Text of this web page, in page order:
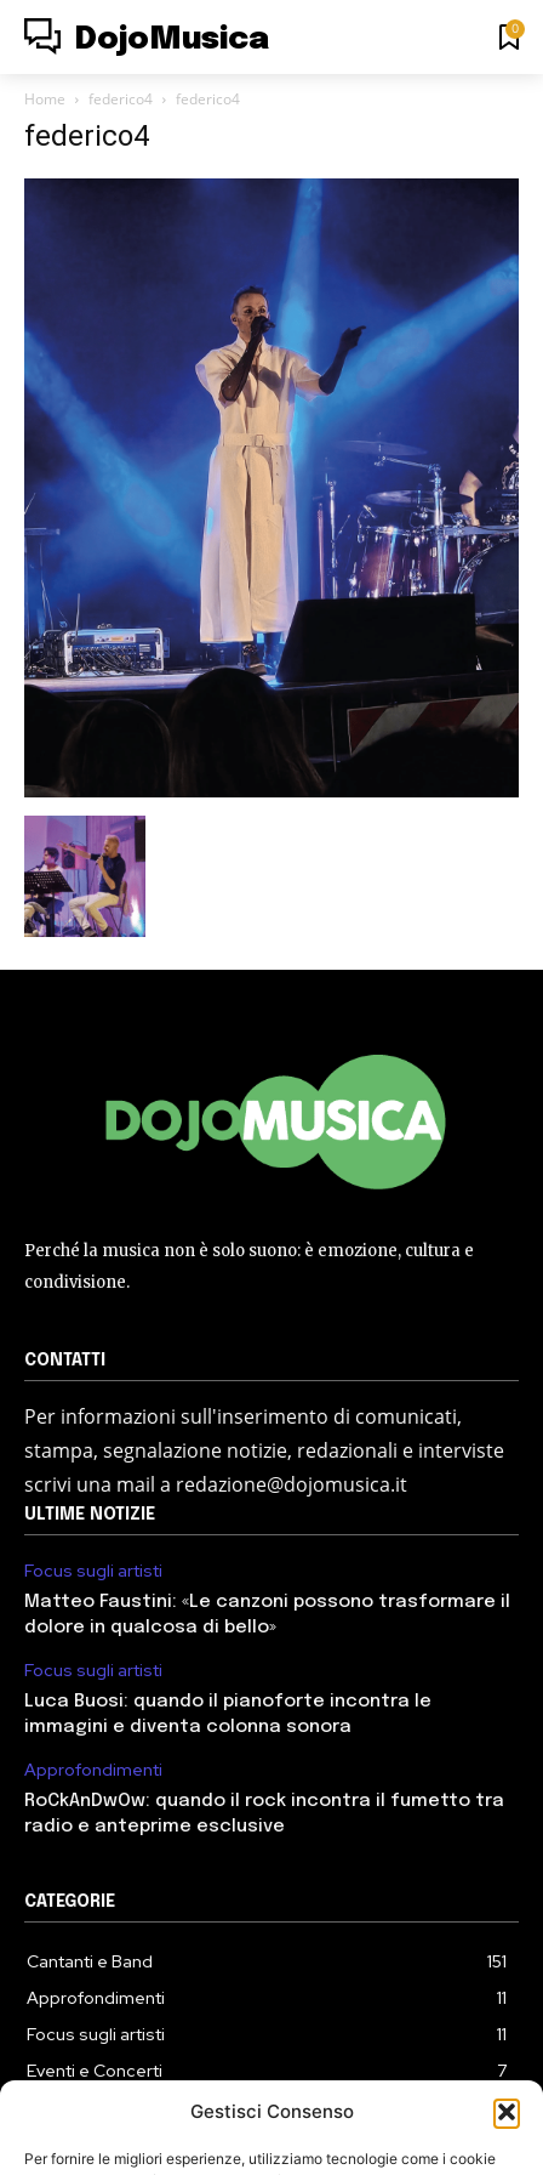
Gestisci Consenso
Per fornire le migliori esperienze, utilizziamo tecnologie come i cookie
DojoMusica 0
Home federico4 federico4
federico4
Perché la musica non è solo suono: è emozione, cultura e
condivisione.
CONTATTI
Per informazioni sull'inserimento di comunicati,
stampa, segnalazione notizie, redazionali e interviste
scrivi una mail a redazione@dojomusica.it
ULTIME NOTIZIE
Focus sugli artisti
Matteo Faustini: «Le canzoni possono trasformare il
dolore in qualcosa di bello»
Focus sugli artisti
Luca Buosi: quando il pianoforte incontra le
immagini e diventa colonna sonora
Approfondimenti
RoCkAnDwOw: quando il rock incontra il fumetto tra
radio e anteprime esclusive
CATEGORIE
Cantanti e Band
151
Approfondimenti
11
Focus sugli artisti
11
Eventi e Concerti
7
3